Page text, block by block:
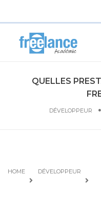
QUELLES
DÉVELOPPEUR
HOME DÉVELOPPEUR